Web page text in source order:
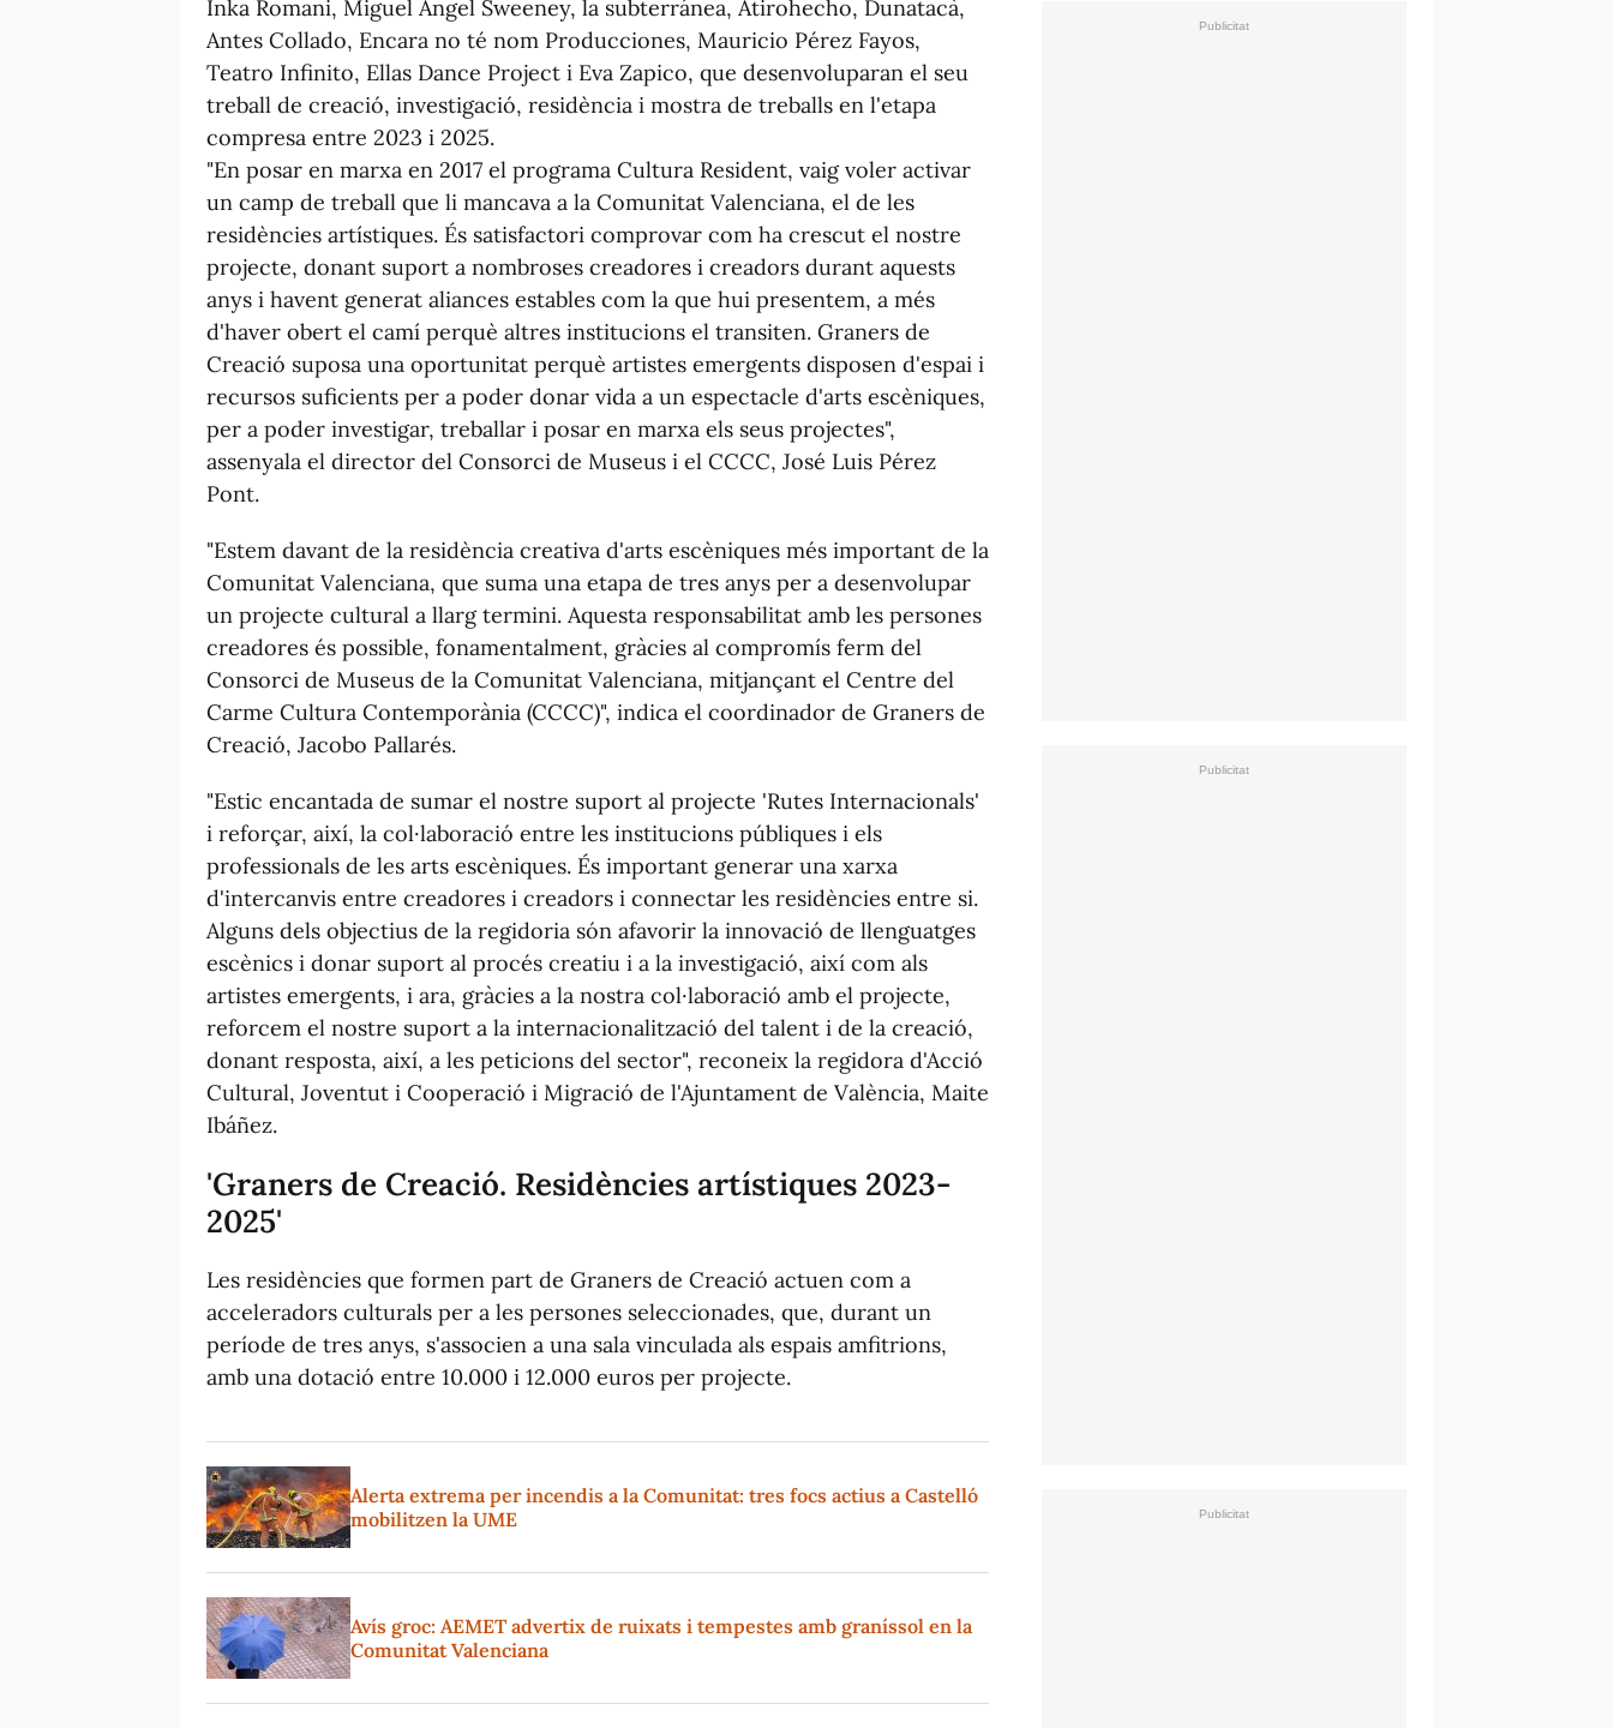
Inka Romani, Miguel Ángel Sweeney, la subterránea, Atirohecho, Dunatacà,
Antes Collado, Encara no té nom Producciones, Mauricio Pérez Fayos,
Teatro Infinito, Ellas Dance Project i Eva Zapico, que desenvoluparan el seu
treball de creació, investigació, residència i mostra de treballs en l'etapa
compresa entre 2023 i 2025.
"En posar en marxa en 2017 el programa Cultura Resident, vaig voler activar
un camp de treball que li mancava a la Comunitat Valenciana, el de les
residències artístiques. És satisfactori comprovar com ha crescut el nostre
projecte, donant suport a nombroses creadores i creadors durant aquests
anys i havent generat aliances estables com la que hui presentem, a més
d'haver obert el camí perquè altres institucions el transiten. Graners de
Creació suposa una oportunitat perquè artistes emergents disposen d'espai i
recursos suficients per a poder donar vida a un espectacle d'arts escèniques,
per a poder investigar, treballar i posar en marxa els seus projectes",
assenyala el director del Consorci de Museus i el CCCC, José Luis Pérez
Pont.
"Estem davant de la residència creativa d'arts escèniques més important de la
Comunitat Valenciana, que suma una etapa de tres anys per a desenvolupar
un projecte cultural a llarg termini. Aquesta responsabilitat amb les persones
creadores és possible, fonamentalment, gràcies al compromís ferm del
Consorci de Museus de la Comunitat Valenciana, mitjançant el Centre del
Carme Cultura Contemporània (CCCC)", indica el coordinador de Graners de
Creació, Jacobo Pallarés.
"Estic encantada de sumar el nostre suport al projecte 'Rutes Internacionals'
i reforçar, així, la col·laboració entre les institucions públiques i els
professionals de les arts escèniques. És important generar una xarxa
d'intercanvis entre creadores i creadors i connectar les residències entre si.
Alguns dels objectius de la regidoria són afavorir la innovació de llenguatges
escènics i donar suport al procés creatiu i a la investigació, així com als
artistes emergents, i ara, gràcies a la nostra col·laboració amb el projecte,
reforcem el nostre suport a la internacionalització del talent i de la creació,
donant resposta, així, a les peticions del sector", reconeix la regidora d'Acció
Cultural, Joventut i Cooperació i Migració de l'Ajuntament de València, Maite
Ibáñez.
'Graners de Creació. Residències artístiques 2023-
2025'
Les residències que formen part de Graners de Creació actuen com a
acceleradors culturals per a les persones seleccionades, que, durant un
període de tres anys, s'associen a una sala vinculada als espais amfitrions,
amb una dotació entre 10.000 i 12.000 euros per projecte.
Alerta extrema per incendis a la Comunitat: tres focs actius a Castelló
mobilitzen la UME
Avís groc: AEMET advertix de ruixats i tempestes amb graníssol en la
Comunitat Valenciana